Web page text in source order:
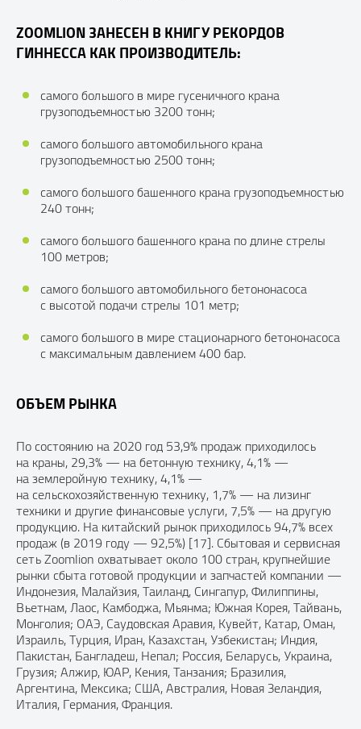
ZOOMLION ЗАНЕСЕН В КНИГУ РЕКОРДОВ
ГИННЕССА КАК ПРОИЗВОДИТЕЛЬ:
самого большого в мире гусеничного крана
грузоподъемностью 3200 тонн;
самого большого автомобильного крана
грузоподъемностью 2500 тонн;
самого большого башенного крана грузоподъемностью
240 тонн;
самого большого башенного крана по длине стрелы
100 метров;
самого большого автомобильного бетононасоса
с высотой подачи стрелы 101 метр;
самого большого в мире стационарного бетононасоса
с максимальным давлением 400 бар.
ОБЪЕМ РЫНКА
По состоянию на 2020 год 53,9% продаж приходилось
на краны, 29,3% — на бетонную технику, 4,1% —
на землеройную технику, 4,1% —
на сельскохозяйственную технику, 1,7% — на лизинг
техники и другие финансовые услуги, 7,5% — на другую
продукцию. На китайский рынок приходилось 94,7% всех
продаж (в 2019 году — 92,5%) [17]. Сбытовая и сервисная
сеть Zoomlion охватывает около 100 стран, крупнейшие
рынки сбыта готовой продукции и запчастей компании —
Индонезия, Малайзия, Таиланд, Сингапур, Филиппины,
Вьетнам, Лаос, Камбоджа, Мьянма; Южная Корея, Тайвань,
Монголия; ОАЭ, Саудовская Аравия, Кувейт, Катар, Оман,
Израиль, Турция, Иран, Казахстан, Узбекистан; Индия,
Пакистан, Бангладеш, Непал; Россия, Беларусь, Украина,
Грузия; Алжир, ЮАР, Кения, Танзания; Бразилия,
Аргентина, Мексика; США, Австралия, Новая Зеландия,
Италия, Германия, Франция.